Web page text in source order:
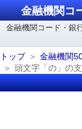
金融機関コ
金融機関コード・銀
トップ
金融機関
頭文字「の」の